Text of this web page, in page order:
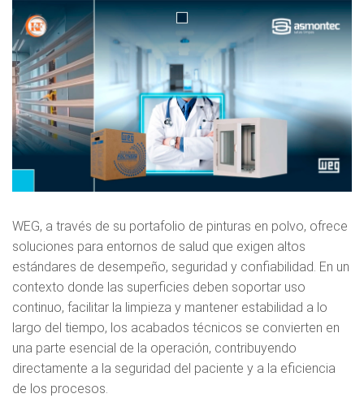
WEG, a través de su portafolio de pinturas en polvo, ofrece
soluciones para entornos de salud que exigen altos
estándares de desempeño, seguridad y confiabilidad. En un
contexto donde las superficies deben soportar uso
continuo, facilitar la limpieza y mantener estabilidad a lo
largo del tiempo, los acabados técnicos se convierten en
una parte esencial de la operación, contribuyendo
directamente a la seguridad del paciente y a la eficiencia
de los procesos.